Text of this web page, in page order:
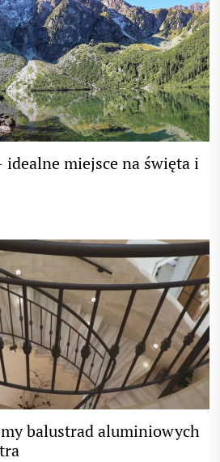
idealne miejsce na święta i
balustrad aluminiowych